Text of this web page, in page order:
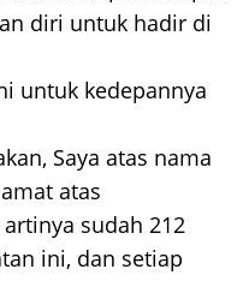
diri untuk hadir di
untuk kedepannya
Saya atas nama
atas
sudah 212
ini, dan setiap